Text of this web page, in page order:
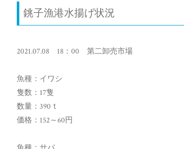
銚子漁港水揚げ状況
2021.07.08 18：00 第二卸売市場
魚種：イワシ
隻数：17隻
数量：390ｔ
価格：152～60円